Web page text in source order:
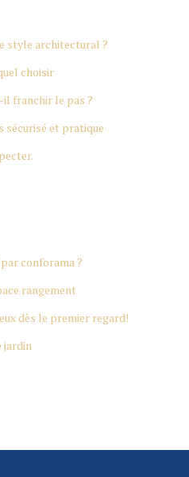
style architectural ?
choisir
franchir le pas ?
sécurisé et pratique
conforama ?
rangement
dès le premier regard!
jardin